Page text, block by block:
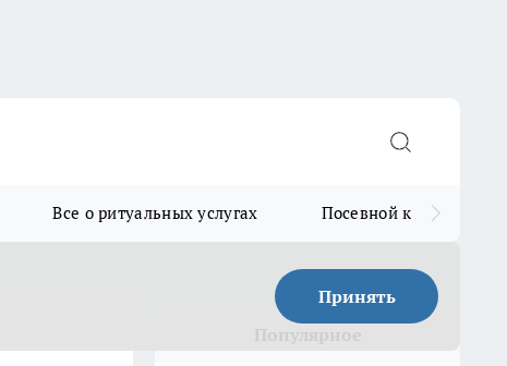
Все о ритуальных услугах Посевной календарь
Принять